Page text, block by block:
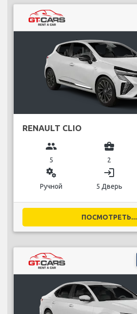
RENAULT CLIO
group
5
business_center
2
miscellaneous_services
Ручной
login
5 Дверь
ПОСМОТРЕТЬ...